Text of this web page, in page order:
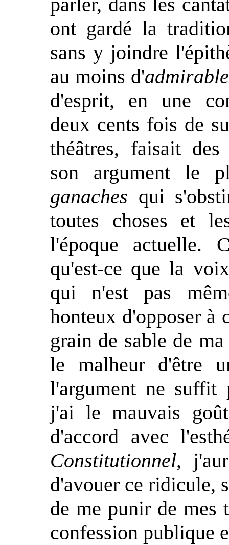
ont gardé la
sans y joindre
au moins d'admirable
d'esprit, en une
deux cents fois de
théâtres, faisait
son argument le
ganaches qui
toutes choses et
l'époque actuelle.
qu'est-ce que la
qui n'est pas
honteux d'opposer à
grain de sable de
le malheur d'être
l'argument ne suffit
j'ai le mauvais
d'accord avec
Constitutionnel,
d'avouer ce ridicule,
de me punir de mes
confession publique